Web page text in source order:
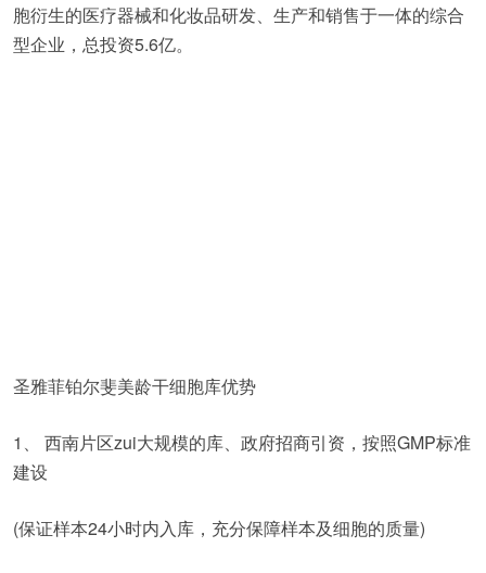
胞衍生的医疗器械和化妆品研发、生产和销售于一体的综合
型企业，总投资5.6亿。
圣雅菲铂尔斐美龄干细胞库优势
1、 西南片区zui大规模的库、政府招商引资，按照GMP标准
建设
(保证样本24小时内入库，充分保障样本及细胞的质量)